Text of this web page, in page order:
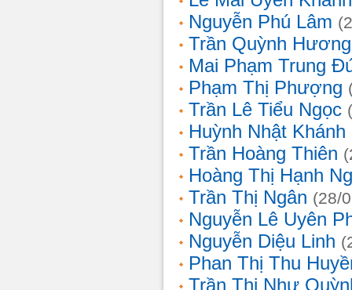
Nguyễn Phú Lâm
Trần Quỳnh Hương
Mai Phạm Trung
Phạm Thị Phượng
Trần Lê Tiểu Ngọc
Huỳnh Nhật Khánh
Trần Hoàng Thiên
Hoàng Thị Hạnh
Trần Thị Ngân (28/
Nguyễn Lê Uyên
Nguyễn Diệu Linh
Phan Thị Thu
Trần Thị Như